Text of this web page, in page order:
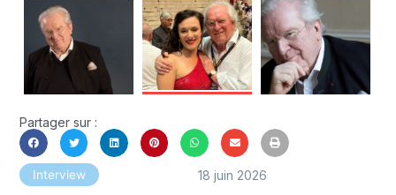
Partager sur :
Interview 18 juin 2026